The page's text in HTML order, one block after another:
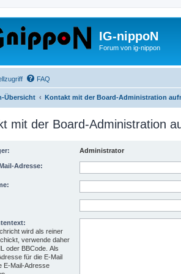
IG-nippoN
Forum von ig-nippon
FAQ
Übersicht Kontakt mit der Board-Administration
mit der Board-Administration
Administrator
Adresse:
wird als reiner
verwende daher
oder BBCode. Als
für die E-Mail
E-Mail-Adresse